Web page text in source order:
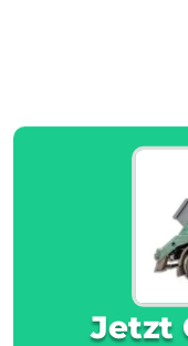
Jetzt